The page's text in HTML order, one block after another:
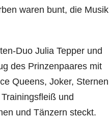
waren bunt, die Musik
Duo Julia Tepper und
des Prinzenpaares mit
Queens, Joker, Sternen
und
und Tänzern steckt.